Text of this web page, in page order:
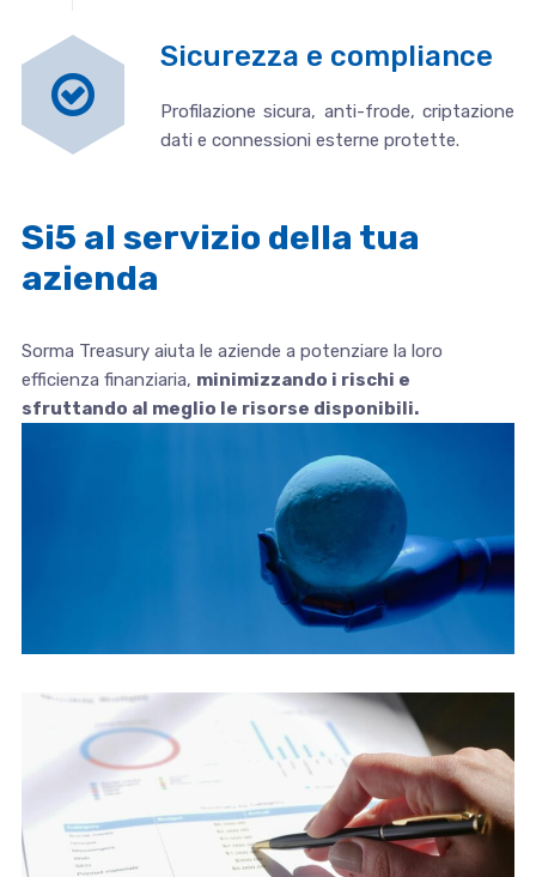
Sicurezza e compliance
Profilazione sicura, anti-frode, criptazione
dati e connessioni esterne protette.
Si5 al servizio della tua
azienda
Sorma Treasury aiuta le aziende a potenziare la loro
efficienza finanziaria, minimizzando i rischi e
sfruttando al meglio le risorse disponibili.